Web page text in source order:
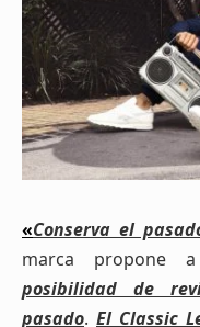
«Conserva el
marca propone
posibilidad de
pasado. El Classic